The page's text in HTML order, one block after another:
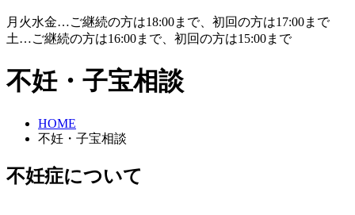
月火水金…ご継続の方は18:00まで、初回の方は17:00まで
土…ご継続の方は16:00まで、初回の方は15:00まで
不妊・子宝相談
HOME
不妊・子宝相談
不妊症について